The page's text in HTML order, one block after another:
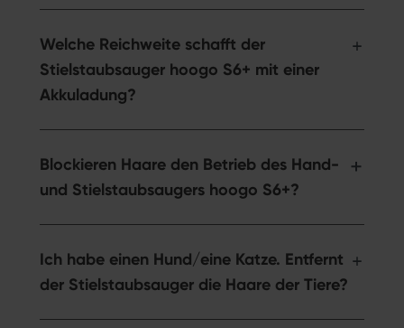
Welche Reichweite schafft der
Stielstaubsauger hoogo S6+ mit einer
Akkuladung?
Blockieren Haare den Betrieb des Hand-
und Stielstaubsaugers hoogo S6+?
Ich habe einen Hund/eine Katze. Entfernt
der Stielstaubsauger die Haare der Tiere?